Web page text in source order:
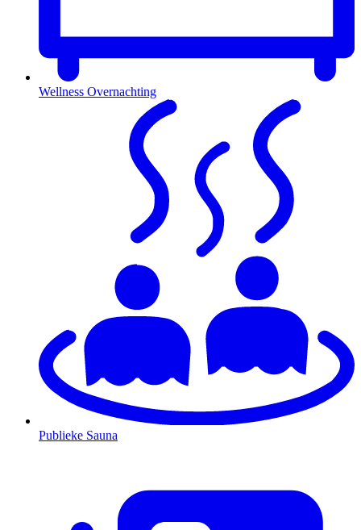
Wellness Overnachting
Publieke Sauna